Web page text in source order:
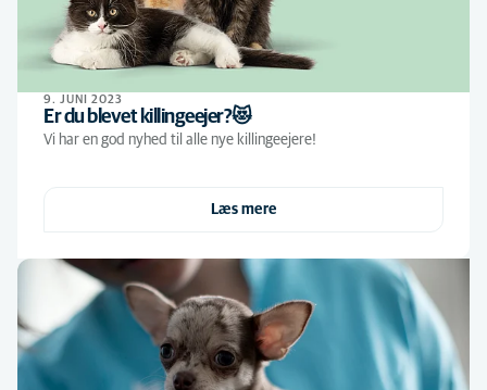
9. JUNI 2023
Er du blevet killingeejer?😻
Vi har en god nyhed til alle nye killingeejere!
Læs mere